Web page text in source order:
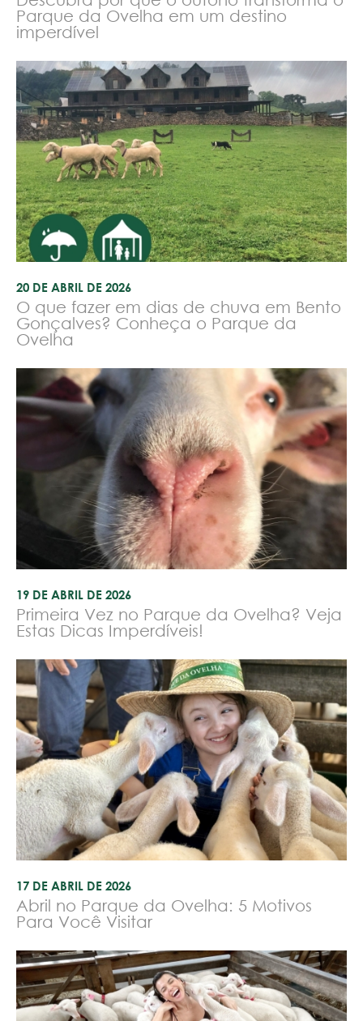
Parque da Ovelha em um destino
imperdível
20 DE ABRIL DE 2026
O que fazer em dias de chuva em Bento
Gonçalves? Conheça o Parque da
Ovelha
19 DE ABRIL DE 2026
Primeira Vez no Parque da Ovelha? Veja
Estas Dicas Imperdíveis!
17 DE ABRIL DE 2026
Abril no Parque da Ovelha: 5 Motivos
Para Você Visitar